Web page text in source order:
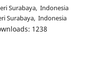
Surabaya, Indonesia
Surabaya, Indonesia
1238